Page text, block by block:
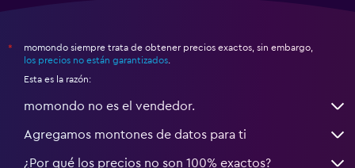
*
momondo siempre trata de obtener precios exactos, sin embargo,
los precios no están garantizados
Esta es la razón:
momondo no es el vendedor.
Agregamos montones de datos para ti
¿Por qué los precios no son 100% exactos?